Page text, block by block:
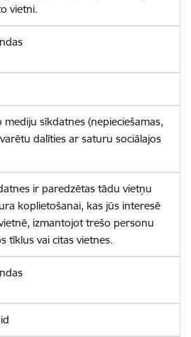
vietni.
mediju sīkdatnes (nepieciešamas,
dalīties ar saturu sociālajos
ir paredzētas tādu vietņu
koplietošanai, kas jūs interesē
izmantojot trešo personu
tīklus vai citas vietnes.